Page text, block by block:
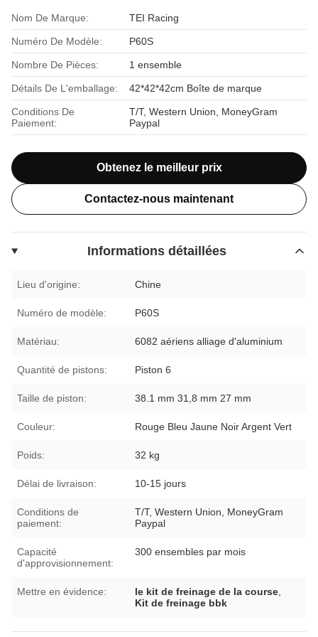
Nom De Marque: TEI Racing
Numéro De Modèle: P60S
Nombre De Pièces: 1 ensemble
Détails De L'emballage: 42*42*42cm Boîte de marque
Conditions De
Paiement:
T/T, Western Union, MoneyGram
Paypal
Obtenez le meilleur prix
Contactez-nous maintenant
Informations détaillées
Lieu d'origine: Chine
Numéro de modèle: P60S
Matériau: 6082 aériens alliage d'aluminium
Quantité de pistons: Piston 6
Taille de piston: 38.1 mm 31,8 mm 27 mm
Couleur: Rouge Bleu Jaune Noir Argent Vert
Poids: 32 kg
Délai de livraison: 10-15 jours
Conditions de
paiement:
T/T, Western Union, MoneyGram
Paypal
Capacité
d'approvisionnement:
300 ensembles par mois
Mettre en évidence: le kit de freinage de la course
Kit de freinage bbk